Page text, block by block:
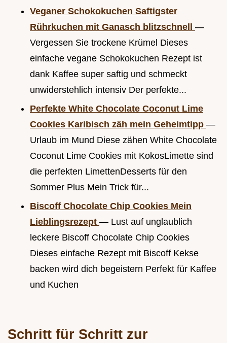
Veganer Schokokuchen Saftigster
Rührkuchen mit Ganasch blitzschnell —
Vergessen Sie trockene Krümel Dieses
einfache vegane Schokokuchen Rezept ist
dank Kaffee super saftig und schmeckt
unwiderstehlich intensiv Der perfekte...
Perfekte White Chocolate Coconut Lime
Cookies Karibisch zäh mein Geheimtipp —
Urlaub im Mund Diese zähen White Chocolate
Coconut Lime Cookies mit KokosLimette sind
die perfekten LimettenDesserts für den
Sommer Plus Mein Trick für...
Biscoff Chocolate Chip Cookies Mein
Lieblingsrezept — Lust auf unglaublich
leckere Biscoff Chocolate Chip Cookies
Dieses einfache Rezept mit Biscoff Kekse
backen wird dich begeistern Perfekt für Kaffee
und Kuchen
Schritt für Schritt zur